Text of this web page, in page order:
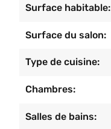
Surface habitable:
Surface du salon:
Type de cuisine:
Chambres:
Salles de bains: